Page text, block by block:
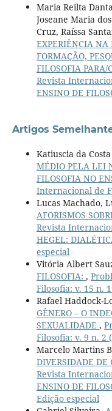
Maria Reilta
Joseane Maria
Cruz, Raíssa
EXPERIÊNCIA NA
FORMAÇÃO,
FILOSOFIA PARA/
Revista
ENSINO DE
Artigos
Katiuscia da
MÉDIO PELA LEI
FILOSOFIA NO
Internacional de
Lucas Machado,
AFORISMOS
Revista
HEGEL:
especial
Vitória Albert
FILOSOFIA: ,
Filosofia: v. 15 n.
Rafael Haddock-
GÊNERO – O
SEXUALIDADE ,
Filosofia: v. 9 n. 2
Marcelo Martins
DIVERSIDADE DE
Revista
ENSINO DE
Edição especial